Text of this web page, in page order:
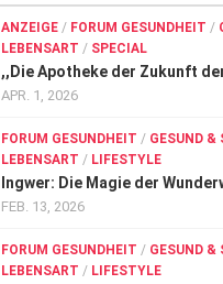
ANZEIGE / FORUM GESUNDHEIT /
LEBENSART / SPECIAL
,,Die Apotheke der Zukunft
APR. 1, 2026
FORUM GESUNDHEIT / GESUND &
LEBENSART / LIFESTYLE
Ingwer: Die Magie der
FEB. 13, 2026
FORUM GESUNDHEIT / GESUND &
LEBENSART / LIFESTYLE